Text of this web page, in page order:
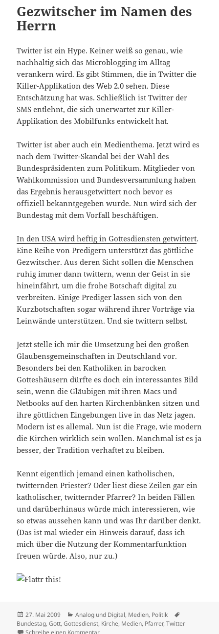
Gezwitscher im Namen des
Herrn
Twitter ist ein Hype. Keiner weiß so genau, wie
nachhaltig sich das Microblogging im Alltag
verankern wird. Es gibt Stimmen, die in Twitter die
Killer-Applikation des Web 2.0 sehen. Diese
Entschätzung hat was. Schließlich ist Twitter der
SMS entlehnt, die sich unerwartet zur Killer-
Applikation des Mobilfunks entwickelt hat.
Twitter ist aber auch ein Medienthema. Jetzt wird es
nach dem Twitter-Skandal bei der Wahl des
Bundespräsidenten zum Politikum. Mitglieder von
Wahlkommission und Bundesversammlung haben
das Ergebnis herausgetwittert noch bevor es
offiziell bekanntgegeben wurde. Nun wird sich der
Bundestag mit dem Vorfall beschäftigen.
In den USA wird heftig in Gottesdiensten getwittert.
Eine Reihe von Predigern unterstützt das göttliche
Gezwitscher. Aus deren Sicht sollen die Menschen
ruhig immer dann twittern, wenn der Geist in sie
hineinfährt, um die frohe Botschaft digital zu
verbreiten. Einige Prediger lassen sich von den
Kurzbotschaften sogar während ihrer Vorträge via
Leinwände unterstützen. Und sie twittern selbst.
Jetzt stelle ich mir die Umsetzung bei den großen
Glaubensgemeinschaften in Deutschland vor.
Besonders bei den Katholiken in barocken
Gotteshäusern dürfte es doch ein interessantes Bild
sein, wenn die Gläubigen mit ihren Macs und
Netbooks auf den harten Kirchenbänken sitzen und
ihre göttlichen Eingebungen live in das Netz jagen.
Modern ist es allemal. Nun ist die Frage, wie modern
die Kirchen wirklich sein wollen. Manchmal ist es ja
besser, der Tradition verhaftet zu bleiben.
Kennt eigentlich jemand einen katholischen,
twitternden Priester? Oder liest diese Zeilen gar ein
katholischer, twitternder Pfarrer? In beiden Fällen
und darüberhinaus würde mich interessieren, wie
so etwas aussehen kann und was Ihr darüber denkt.
(Das ist mal wieder ein Hinweis darauf, dass ich
mich über die Nutzung der Kommentarfunktion
freuen würde. Also, nur zu.)
Veröffentlicht
am
27. Mai 2009 Kategorien
Analog und Digital, Medien, Politik
Bundestag,Gott,Gottesdienst, Kirche, Medien, Pfarrer,Twitter
Schreibe einen Kommentarzu Gezwitscher im Namen des Herrn